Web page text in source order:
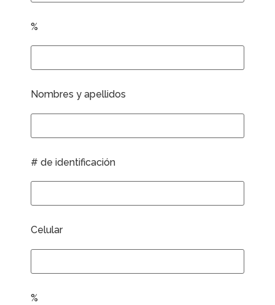
%
Nombres y apellidos
# de identificación
Celular
%